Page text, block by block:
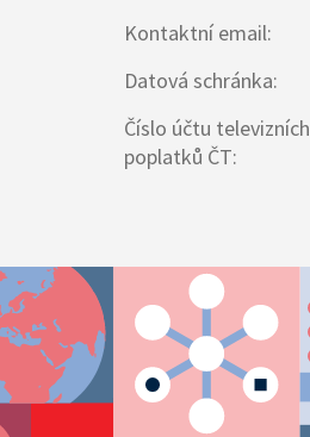
Kontaktní email:
Datová schránka:
Číslo účtu televizních
poplatků ČT: